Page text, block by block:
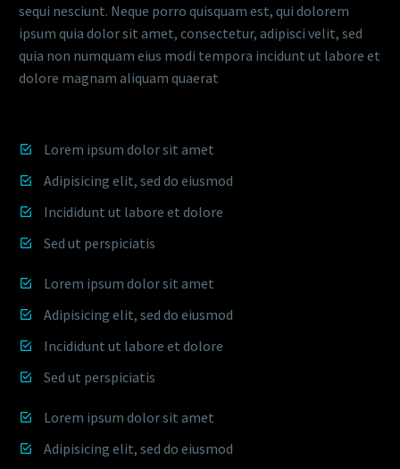
sequi nesciunt. Neque porro quisquam est, qui dolorem
ipsum quia dolor sit amet, consectetur, adipisci velit, sed
quia non numquam eius modi tempora incidunt ut labore et
dolore magnam aliquam quaerat
Lorem ipsum dolor sit amet
Adipisicing elit, sed do eiusmod
Incididunt ut labore et dolore
Sed ut perspiciatis
Lorem ipsum dolor sit amet
Adipisicing elit, sed do eiusmod
Incididunt ut labore et dolore
Sed ut perspiciatis
Lorem ipsum dolor sit amet
Adipisicing elit, sed do eiusmod